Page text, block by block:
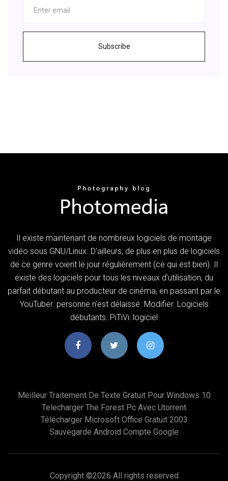
Subscribe
Il existe maintenant de nombreux logiciels de montage
vidéo sous GNU/Linux. D'ailleurs, de plus en plus de logiciels
de ce genre voient le jour régulièrement (ce qui est bien). Il
existe des logiciels pour tous les niveaux d'utilisation, du
parfait débutant au producteur de cinéma, en passant par le
YouTuber: personne n'est délaissé. Modifier. Logiciels
débutants. PiTiVi: logiciel
Meilleur Traitement De Texte Gratuit Pour Windows 10
Telecharger The Forest Pc Avec Utorrent
Télécharger Microsoft Office Gratuit 2003
Sauvegarde Android Compte Google
Copyright ©2026 All rights reserved